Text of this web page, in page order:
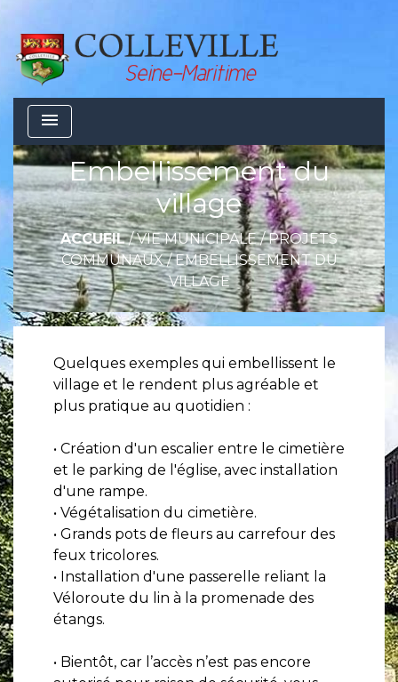
menu
Embellissement du
village
ACCUEIL/VIE MUNICIPALE/PROJETS
COMMUNAUX/EMBELLISSEMENT DU
VILLAGE
Quelques exemples qui embellissent le
village et le rendent plus agréable et
plus pratique au quotidien :
• Création d'un escalier entre le cimetière
et le parking de l'église, avec installation
d'une rampe.
• Végétalisation du cimetière.
• Grands pots de fleurs au carrefour des
feux tricolores.
• Installation d'une passerelle reliant la
Véloroute du lin à la promenade des
étangs.
• Bientôt, car l’accès n’est pas encore